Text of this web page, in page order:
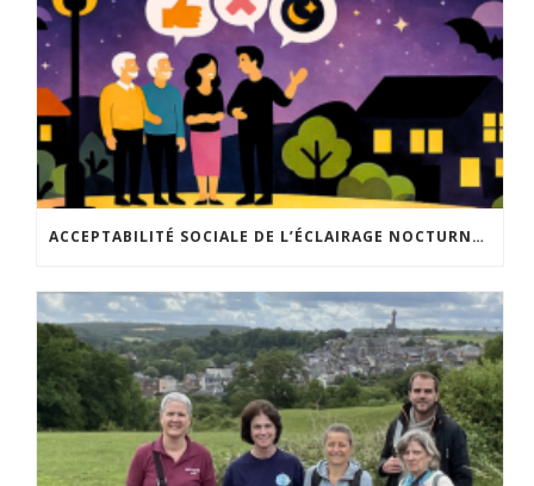
ACCEPTABILITÉ SOCIALE DE L’ÉCLAIRAGE NOCTURNE : LE REPLAY EST DISPONIBLE